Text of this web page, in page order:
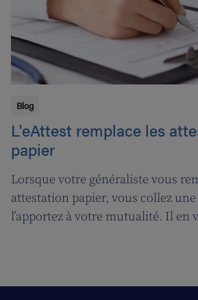
Blog
L'eAttest remplace les
papier
Lorsque votre généraliste vous
attestation papier, vous collez
l’apportez à votre mutualité. Il en
vous facilitera grandement la vie.